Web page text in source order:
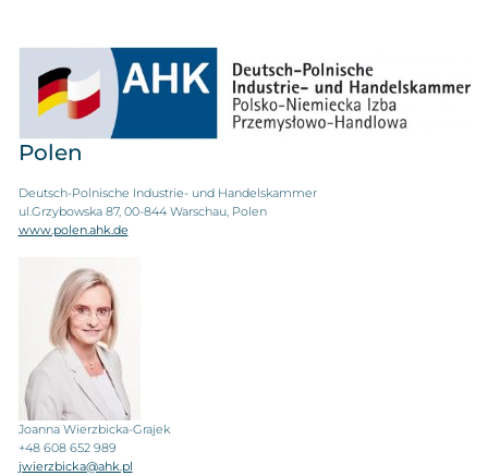
Polen
Deutsch-Polnische Industrie- und Handelskammer
ul.Grzybowska 87, 00-844 Warschau, Polen
www.polen.ahk.de
Joanna Wierzbicka-Grajek
+48 608 652 989
jwierzbicka@ahk.pl